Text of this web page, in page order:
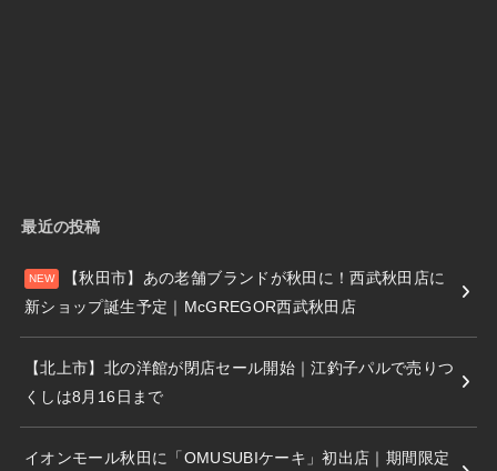
最近の投稿
【秋田市】あの老舗ブランドが秋田に！西武秋田店に
新ショップ誕生予定｜McGREGOR西武秋田店
【北上市】北の洋館が閉店セール開始｜江釣子パルで売りつ
くしは8月16日まで
イオンモール秋田に「OMUSUBIケーキ」初出店｜期間限定